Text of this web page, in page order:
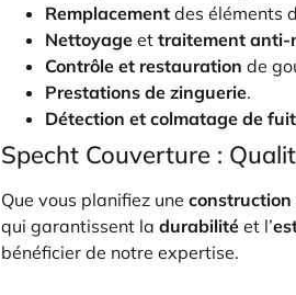
Remplacement des éléments
Nettoyage et traitement anti-
Contrôle et restauration de
Prestations de zinguerie.
Détection et colmatage de
Specht Couverture :
Que vous planifiez une construction
qui garantissent la durabilité et l’
bénéficier de notre expertise.